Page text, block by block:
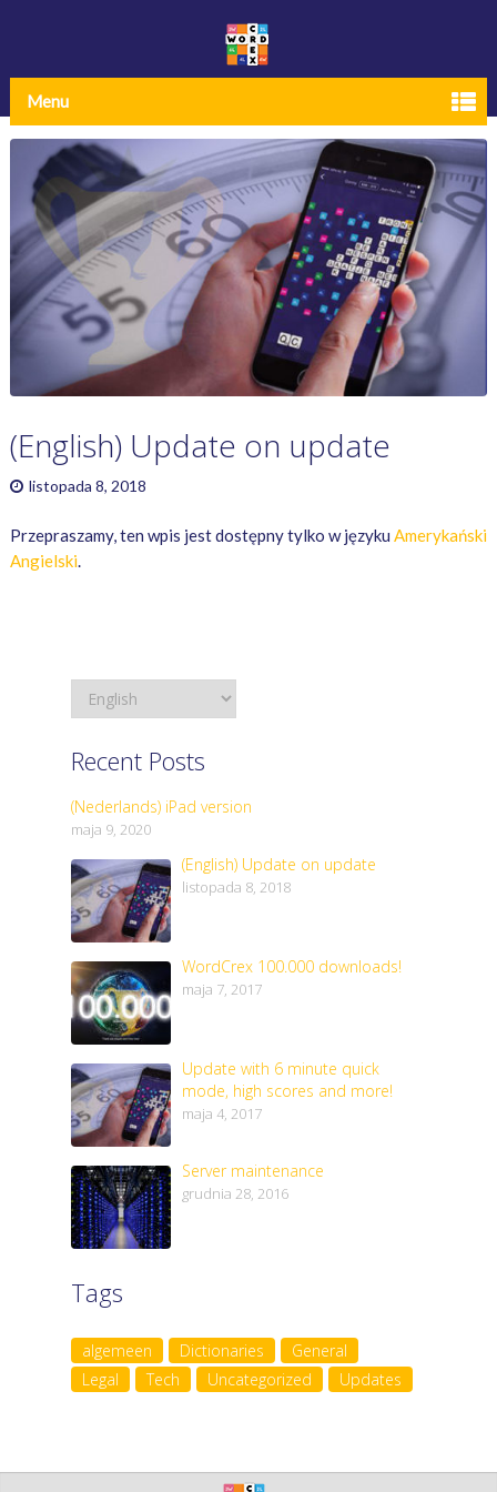
Menu
(English) Update on update
listopada 8, 2018
Przepraszamy, ten wpis jest dostępny tylko w języku Amerykański
Angielski.
Recent Posts
(Nederlands) iPad version
maja 9, 2020
(English) Update on update
listopada 8, 2018
WordCrex 100.000 downloads!
maja 7, 2017
Update with 6 minute quick
mode, high scores and more!
maja 4, 2017
Server maintenance
grudnia 28, 2016
Tags
algemeen Dictionaries
General
Legal
Tech Uncategorized Updates